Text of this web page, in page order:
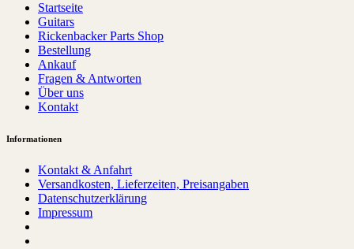
Startseite
Guitars
Rickenbacker Parts Shop
Bestellung
Ankauf
Fragen & Antworten
Über uns
Kontakt
Informationen
Kontakt & Anfahrt
Versandkosten, Lieferzeiten, Preisangaben
Datenschutzerklärung
Impressum